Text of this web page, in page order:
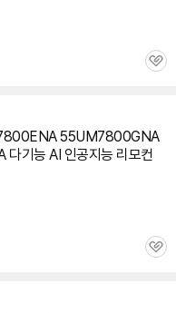
관
55UM7800GNA
기능 AI 인공지능 리모컨
관